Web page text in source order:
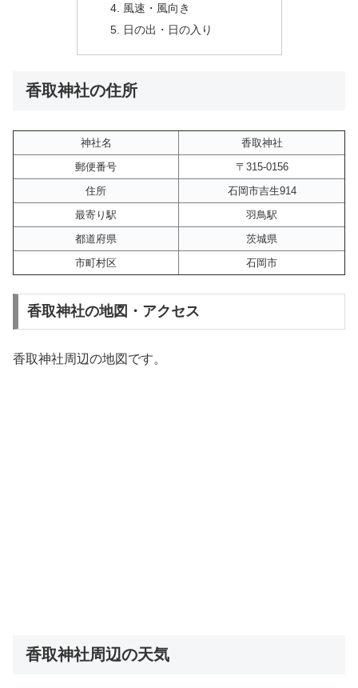
風速・風向き
日の出・日の入り
香取神社の住所
神社名
香取神社
郵便番号
〒315-0156
住所
石岡市吉生914
最寄り駅
羽鳥駅
都道府県
茨城県
市町村区
石岡市
香取神社の地図・アクセス
香取神社周辺の地図です。
香取神社周辺の天気